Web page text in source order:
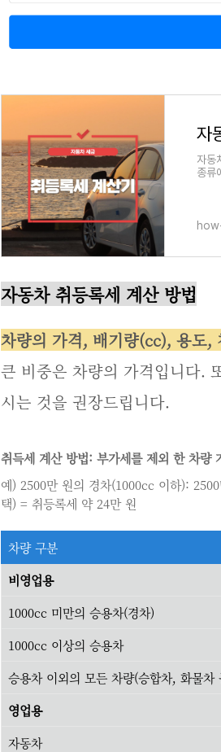
자
자동
종류
자동차 취등록세 계산 방법
차량의 가격, 배기량(cc), 용도,
큰 비중은 차량의 가격입니다.
시는 것을 권장드립니다.
취득세 계산 방법: 부가세를 제외 한 차
예) 2500만 원의 경차(1000cc 이하):
택) = 취등록세 약 24만 원
차량 구분
비영업용
1000cc 미만의 승용차(경차)
1000cc 이상의 승용차
승용차 이외의 모든 차량(승합차, 화물차
영업용
자동차